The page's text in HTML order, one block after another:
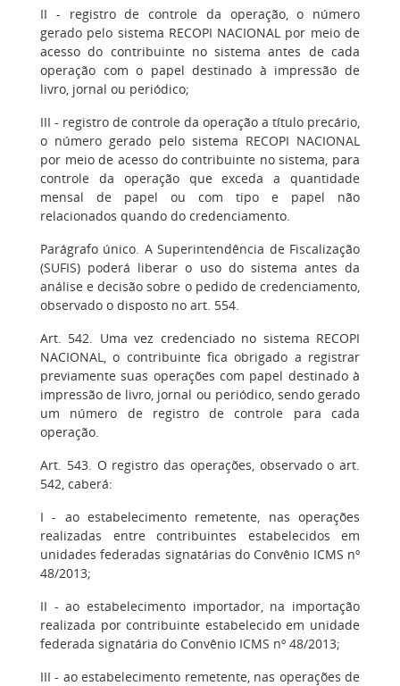
II - registro de controle da operação, o número
gerado pelo sistema RECOPI NACIONAL por meio de
acesso do contribuinte no sistema antes de cada
operação com o papel destinado à impressão de
livro, jornal ou periódico;
III - registro de controle da operação a título precário,
o número gerado pelo sistema RECOPI NACIONAL
por meio de acesso do contribuinte no sistema, para
controle da operação que exceda a quantidade
mensal de papel ou com tipo e papel não
relacionados quando do credenciamento.
Parágrafo único. A Superintendência de Fiscalização
(SUFIS) poderá liberar o uso do sistema antes da
análise e decisão sobre o pedido de credenciamento,
observado o disposto no art. 554.
Art. 542. Uma vez credenciado no sistema RECOPI
NACIONAL, o contribuinte fica obrigado a registrar
previamente suas operações com papel destinado à
impressão de livro, jornal ou periódico, sendo gerado
um número de registro de controle para cada
operação.
Art. 543. O registro das operações, observado o art.
542, caberá:
I - ao estabelecimento remetente, nas operações
realizadas entre contribuintes estabelecidos em
unidades federadas signatárias do Convênio ICMS nº
48/2013;
II - ao estabelecimento importador, na importação
realizada por contribuinte estabelecido em unidade
federada signatária do Convênio ICMS nº 48/2013;
III - ao estabelecimento remetente, nas operações de